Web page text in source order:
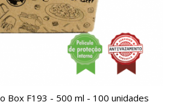
Box F193 - 500 ml - 100 unidades